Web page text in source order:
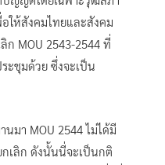
ให้สังคมไทยและสังคม
ก MOU 2543-2544 ที่
ะชุมด้วย ซึ่งจะเป็น
มา MOU 2544 ไม่ได้มี
กเลิก ดังนั้นนี่จะเป็นกติ